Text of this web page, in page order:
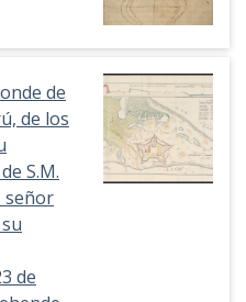
de
de los
S.M.
señor
de